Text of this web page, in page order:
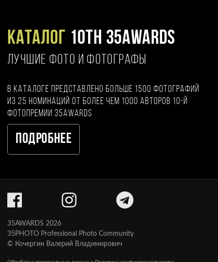
Каталог 10TH 35AWARDS
ЛУЧШИЕ ФОТО И ФОТОГРАФЫ
В каталоге представлено больше 1500 фотографий
из 25 номинаций от более чем 1000 авторов 10-й
фотопремии 35AWARDS
Подробнее
35AWARDS 2026
35PHOTO Professional Photo Community
© Кочергин Валерий Владимирович